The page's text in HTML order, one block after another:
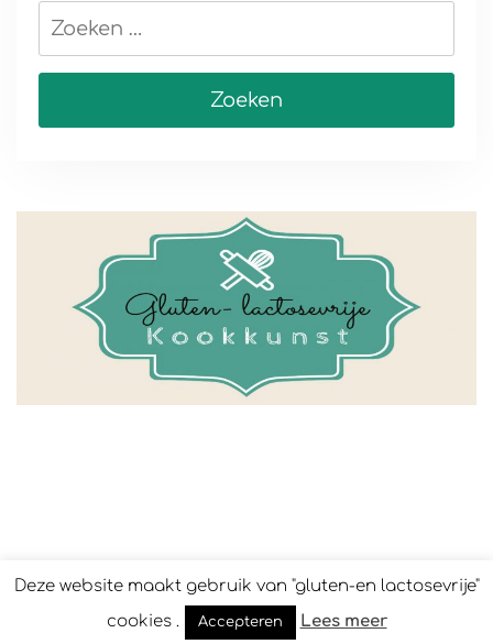
Zoeken
Deze website maakt gebruik van "gluten-en lactosevrije"
cookies .
Accepteren Lees meer